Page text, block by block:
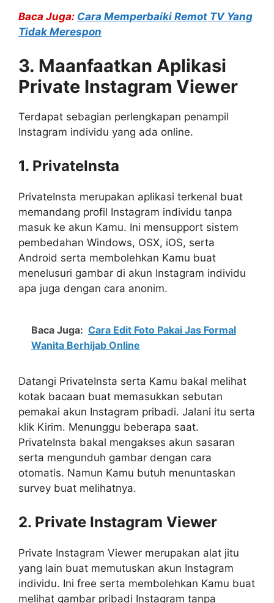
Baca Juga: Cara Memperbaiki Remot TV Yang
Tidak Merespon
3. Maanfaatkan Aplikasi
Private Instagram Viewer
Terdapat sebagian perlengkapan penampil
Instagram individu yang ada online.
1. PrivateInsta
PrivateInsta merupakan aplikasi terkenal buat
memandang profil Instagram individu tanpa
masuk ke akun Kamu. Ini mensupport sistem
pembedahan Windows, OSX, iOS, serta
Android serta membolehkan Kamu buat
menelusuri gambar di akun Instagram individu
apa juga dengan cara anonim.
Baca Juga: Cara Edit Foto Pakai Jas Formal
Wanita Berhijab Online
Datangi PrivateInsta serta Kamu bakal melihat
kotak bacaan buat memasukkan sebutan
pemakai akun Instagram pribadi. Jalani itu serta
klik Kirim. Menunggu beberapa saat.
PrivateInsta bakal mengakses akun sasaran
serta mengunduh gambar dengan cara
otomatis. Namun Kamu butuh menuntaskan
survey buat melihatnya.
2. Private Instagram Viewer
Private Instagram Viewer merupakan alat jitu
yang lain buat memutuskan akun Instagram
individu. Ini free serta membolehkan Kamu buat
melihat gambar pribadi Instagram tanpa